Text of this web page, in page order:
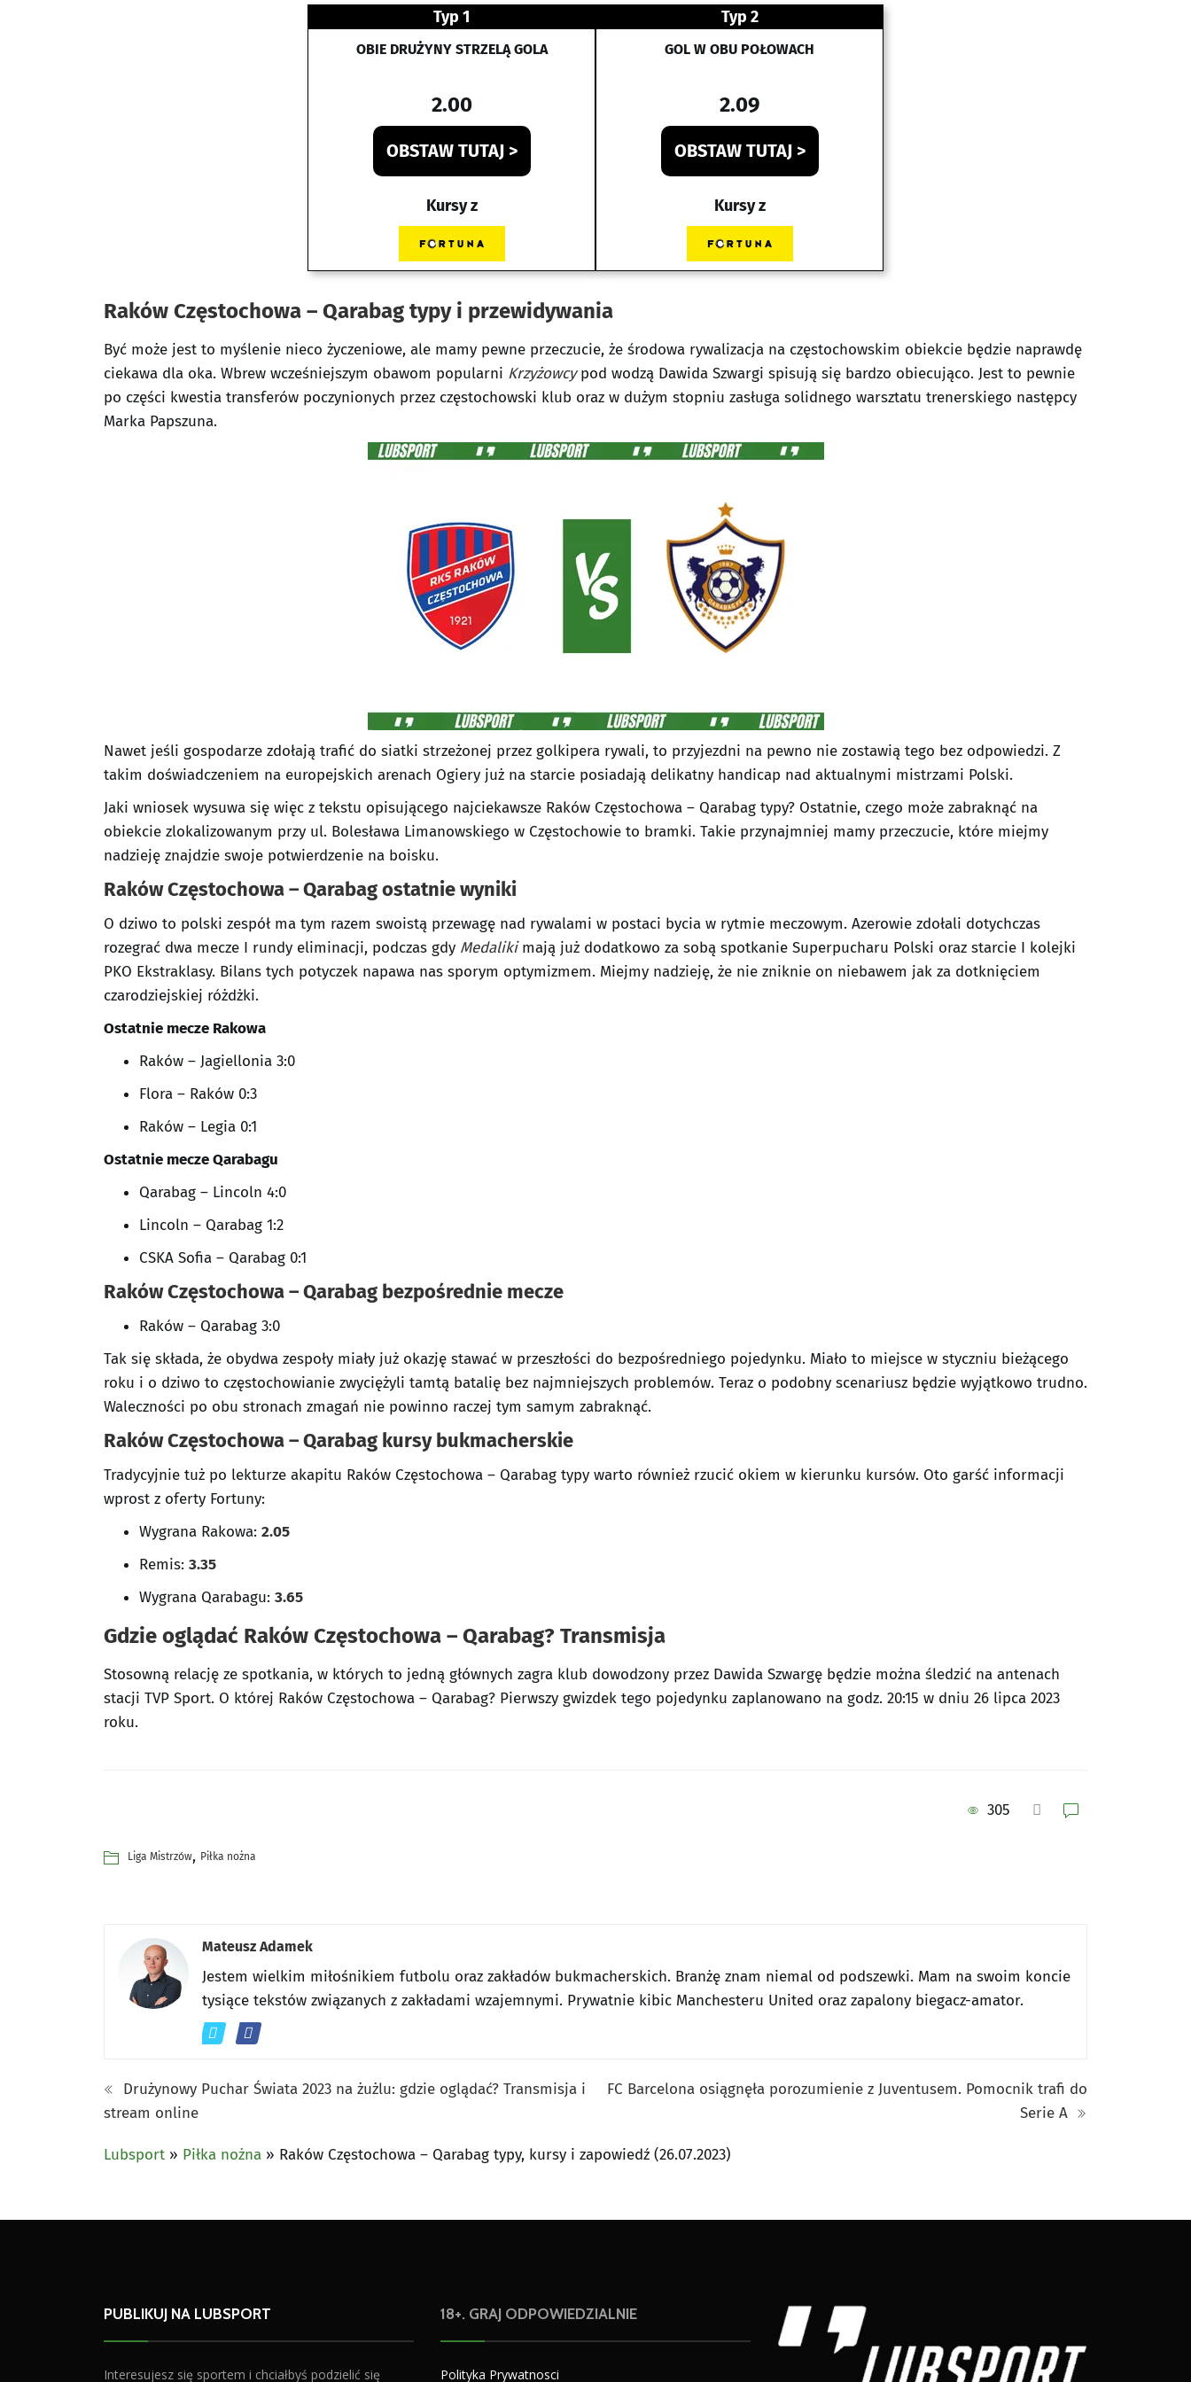
Typ 1
OBIE DRUŻYNY STRZELĄ GOLA
2.00
OBSTAW TUTAJ >
Kursy z
Typ 2
GOL W OBU POŁOWACH
2.09
OBSTAW TUTAJ >
Kursy z
Raków Częstochowa – Qarabag typy i przewidywania
Być może jest to myślenie nieco życzeniowe, ale mamy pewne przeczucie, że środowa rywalizacja na częstochowskim obiekcie będzie naprawdę
ciekawa dla oka. Wbrew wcześniejszym obawom popularni Krzyżowcypod wodzą Dawida Szwargi spisują się bardzo obiecująco. Jest to pewnie
po części kwestia transferów poczynionych przez częstochowski klub oraz w dużym stopniu zasługa solidnego warsztatu trenerskiego następcy
Marka Papszuna.
Nawet jeśli gospodarze zdołają trafić do siatki strzeżonej przez golkipera rywali, to przyjezdni na pewno nie zostawią tego bez odpowiedzi. Z
takim doświadczeniem na europejskich arenach Ogiery już na starcie posiadają delikatny handicap nad aktualnymi mistrzami Polski.
Jaki wniosek wysuwa się więc z tekstu opisującego najciekawsze Raków Częstochowa – Qarabag typy? Ostatnie, czego może zabraknąć na
obiekcie zlokalizowanym przy ul. Bolesława Limanowskiego w Częstochowie to bramki. Takie przynajmniej mamy przeczucie, które miejmy
nadzieję znajdzie swoje potwierdzenie na boisku.
Raków Częstochowa – Qarabagostatnie wyniki
O dziwo to polski zespół ma tym razem swoistą przewagę nad rywalami w postaci bycia w rytmie meczowym. Azerowie zdołali dotychczas
rozegrać dwa mecze I rundy eliminacji, podczas gdy Medalikimają już dodatkowo za sobą spotkanie Superpucharu Polski oraz starcie I kolejki
PKO Ekstraklasy. Bilans tych potyczek napawa nas sporym optymizmem. Miejmy nadzieję, że nie zniknie on niebawem jak za dotknięciem
czarodziejskiej różdżki.
Ostatnie mecze Rakowa
Raków – Jagiellonia 3:0
Flora – Raków 0:3
Raków – Legia 0:1
Ostatnie meczeQarabagu
Qarabag – Lincoln 4:0
Lincoln – Qarabag 1:2
CSKA Sofia – Qarabag 0:1
Raków Częstochowa – Qarabag bezpośrednie mecze
Raków – Qarabag 3:0
Tak się składa, że obydwa zespoły miały już okazję stawać w przeszłości do bezpośredniego pojedynku. Miało to miejsce w styczniu bieżącego
roku i o dziwo to częstochowianie zwyciężyli tamtą batalię bez najmniejszych problemów. Teraz o podobny scenariusz będzie wyjątkowo trudno.
Waleczności po obu stronach zmagań nie powinno raczej tym samym zabraknąć.
Raków Częstochowa – Qarabag kursy bukmacherskie
Tradycyjnie tuż po lekturze akapitu Raków Częstochowa – Qarabag typy warto również rzucić okiem w kierunku kursów. Oto garść informacji
wprost z oferty Fortuny:
Wygrana Rakowa: 2.05
Remis: 3.35
Wygrana Qarabagu: 3.65
Gdzie oglądać Raków Częstochowa – Qarabag? Transmisja
Stosowną relację ze spotkania, w których to jedną głównych zagra klub dowodzony przez Dawida Szwargę będzie można śledzić na antenach
stacji TVP Sport. O której Raków Częstochowa – Qarabag? Pierwszy gwizdek tego pojedynku zaplanowano na godz. 20:15 w dniu 26 lipca 2023
roku.
305
Liga Mistrzów, Piłka nożna
Mateusz Adamek
Jestem wielkim miłośnikiem futbolu oraz zakładów bukmacherskich. Branżę znam niemal od podszewki. Mam na swoim koncie
tysiące tekstów związanych z zakładami wzajemnymi. Prywatnie kibic Manchesteru United oraz zapalony biegacz-amator.
Drużynowy Puchar Świata 2023 na żużlu: gdzie oglądać? Transmisja i
stream online
FC Barcelona osiągnęła porozumienie z Juventusem. Pomocnik trafi do
Serie A
Lubsport » Piłka nożna » Raków Częstochowa – Qarabag typy, kursy i zapowiedź (26.07.2023)
PUBLIKUJ NA LUBSPORT
Interesujesz się sportem i chciałbyś podzielić się
18+. GRAJ ODPOWIEDZIALNIE
Polityka Prywatnosci